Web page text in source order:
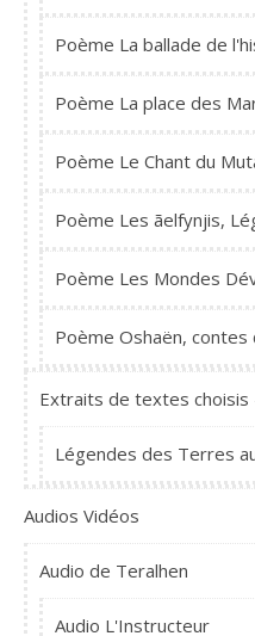
Poème La ballade de
Poème La place des
Poème Le Chant du
Poème Les ãelfynjis,
Poème Les Mondes
Poème Oshaën, contes
Extraits de textes choisis
Légendes des Terres
Audios Vidéos
Audio de Teralhen
Audio L'Instructeur